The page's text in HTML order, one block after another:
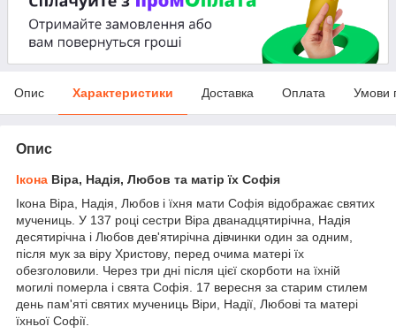
Опис Характеристики Доставка Оплата Умови
Опис
Ікона Віра, Надія, Любов та матір їх Софія
Ікона Віра, Надія, Любов і їхня мати Софія відображає святих
мучениць. У 137 році сестри Віра дванадцятирічна, Надія
десятирічна і Любов дев'ятирічна дівчинки один за одним,
після мук за віру Христову, перед очима матері їх
обезголовили. Через три дні після цієї скорботи на їхній
могилі померла і свята Софія. 17 вересня за старим стилем
день пам'яті святих мучениць Віри, Надії, Любові та матері
їхньої Софії.